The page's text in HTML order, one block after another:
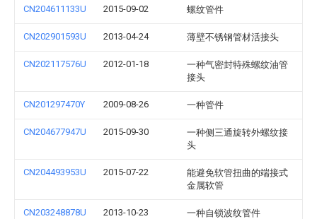
CN204611133U 2015-09-02 螺纹管件
CN202901593U 2013-04-24 薄壁不锈钢管材活接头
CN202117576U 2012-01-18
一种气密封特殊螺纹油管
接头
CN201297470Y 2009-08-26 一种管件
CN204677947U 2015-09-30
一种侧三通旋转外螺纹接
头
CN204493953U 2015-07-22
能避免软管扭曲的端接式
金属软管
CN203248878U 2013-10-23 一种自锁波纹管件